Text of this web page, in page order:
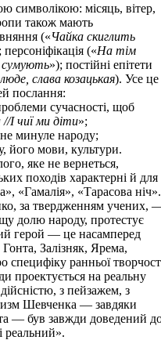
символікою: місяць, вітер,
також мають
(«Чайка скиглить
персоніфікація («На тім
сумують»); постійні епітети
слава козацькая). Усе це
послання:
сучасності, щоб
І чиї ми діти»;
минуле народу;
його мови, культури.
яке не вернеться,
походів характерні й для
«Гамалія», «Тарасова ніч».
за твердженням учених,
долю народу, протестує
герой — це насамперед
Залізняк, Ярема,
ранньої
проектується на реальну
з пейзажем, з
Шевченка — завдяки
— був завжди доведений
реальний».